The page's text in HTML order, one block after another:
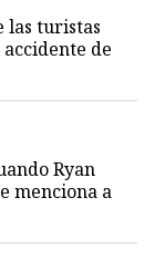
las turistas
de
Ryan
menciona a